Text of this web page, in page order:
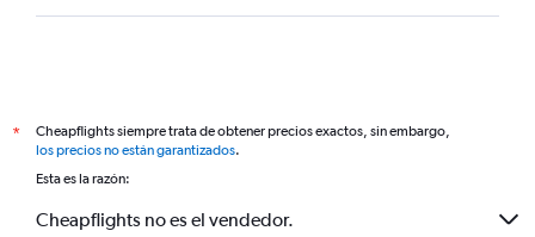
*
Cheapflights siempre trata de obtener precios exactos, sin embargo,
los precios no están garantizados.
Esta es la razón:
Cheapflights no es el vendedor.